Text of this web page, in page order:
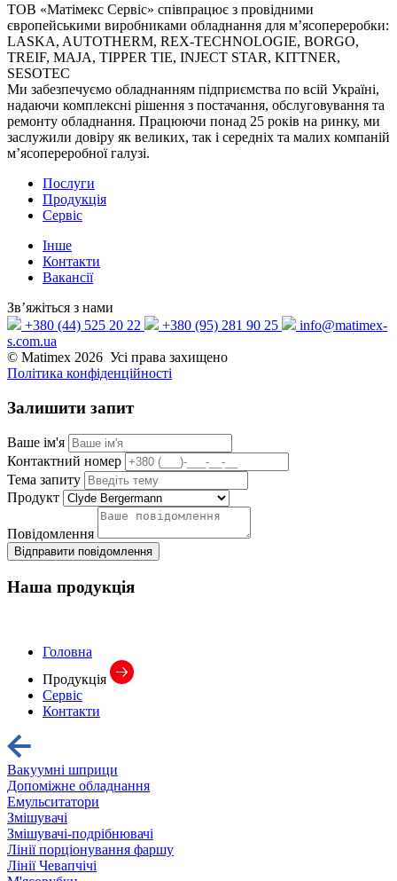
ТОВ «Матімекс Сервіс» співпрацює з провідними
європейськими виробниками обладнання для м’ясопереробки:
LASKA, AUTOTHERM, REX-TECHNOLOGIE, BORGO,
TREIF, MAJA, TIPPER TIE, INJECT STAR, KITTNER,
SESOTEC
Ми забезпечуємо обладнанням підприємства по всій Україні,
надаючи комплексні рішення з постачання, обслуговування та
ремонту обладнання. Працюючи понад 25 років на ринку, ми
заслужили довіру як великих, так і середніх та малих компаній
м’ясопереробної галузі.
Послуги
Продукція
Сервіс
Інше
Контакти
Вакансії
Зв’яжіться з нами
+380 (44) 525 20 22
+380 (95) 281 90 25
info@matimex-
s.com.ua
© Matimex 2026 Усі права захищено
Політика конфіденційності
Залишити запит
Ваше ім'я
Контактний номер
Тема запиту
Продукт
Повідомлення
Відправити повідомлення
Наша продукція
Головна
Продукція
Сервіс
Контакти
Вакуумні шприци
Допоміжне обладнання
Емульситатори
Змішувачі
Змішувачі-подрібнювачі
Лінії порціонування фаршу
Лінії Чевапчічі